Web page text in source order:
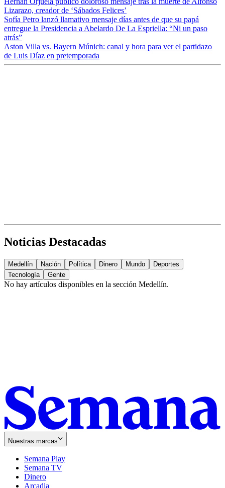
Lizarazo, creador de ‘Sábados Felices’
Sofía Petro lanzó llamativo mensaje días antes de que su papá
entregue la Presidencia a Abelardo De La Espriella: “Ni un paso
atrás”
Aston Villa vs. Bayern Múnich: canal y hora para ver el partidazo
de Luis Díaz en pretemporada
Noticias Destacadas
Medellín Nación Política Dinero Mundo
Deportes
Tecnología
Gente
No hay artículos disponibles en la sección Medellín.
Nuestras marcas
Semana Play
Semana TV
Dinero
Arcadia